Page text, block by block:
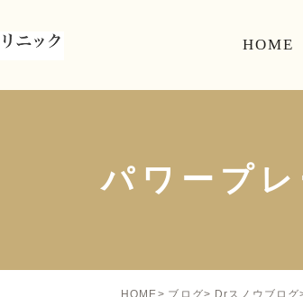
HOME
パワープ